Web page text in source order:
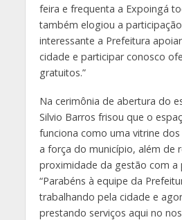
feira e frequenta a Expoingá
também elogiou a
interessante a Prefeitura
cidade e participar conosco
gratuitos.”
Na cerimônia de abertura do
Silvio Barros frisou que o
funciona como uma vitrine
a força do município, além de
proximidade da gestão com a
“Parabéns à equipe da
trabalhando pela cidade e
prestando serviços aqui no